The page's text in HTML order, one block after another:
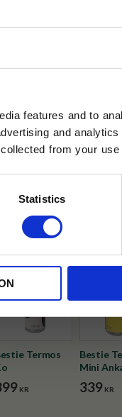
features and to
and
from your
Statistics
KR
Fri frakt över 399 kr
direkt eller inom
Gratis teprov i varje
alla produkter från Puramic
Termos
KR
Bestie
Mini
339 KR